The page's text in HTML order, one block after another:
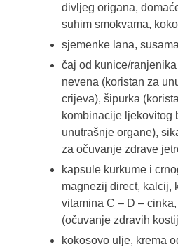
divljeg origana,
suhim smokvama,
sjemenke lana,
čaj od kunice/
nevena (koristan za
crijeva), šipurka
kombinacije ljekovitog
unutrašnje organe),
za očuvanje zdrave
kapsule kurkume i
magnezij direct, kalcij,
vitamina C – D –
(očuvanje zdravih
kokosovo ulje, krema